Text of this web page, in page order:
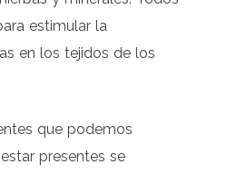
estimular la
en los tejidos de los
que podemos
presentes se